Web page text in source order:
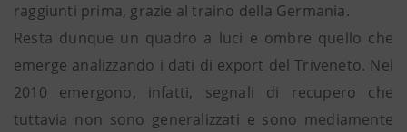
raggiunti prima, grazie al traino della Germania.
Resta dunque un quadro a luci e ombre quello che
emerge analizzando i dati di export del Triveneto. Nel
2010 emergono, infatti, segnali di recupero che
tuttavia non sono generalizzati e sono mediamente